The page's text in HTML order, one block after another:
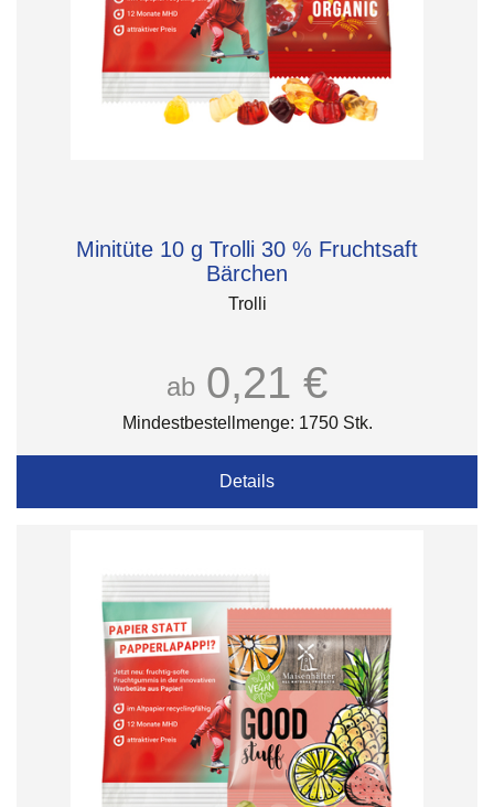
Minitüte 10 g Trolli 30 % Fruchtsaft
Bärchen
Trolli
ab 0,21 €
Mindestbestellmenge: 1750 Stk.
Details